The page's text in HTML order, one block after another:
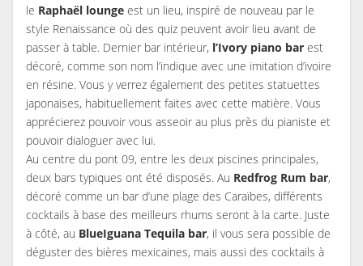
le Raphaël lounge est un lieu, inspiré de nouveau par le
style Renaissance où des quiz peuvent avoir lieu avant de
passer à table. Dernier bar intérieur, l’Ivory piano bar est
décoré, comme son nom l’indique avec une imitation d’ivoire
en résine. Vous y verrez également des petites statuettes
japonaises, habituellement faites avec cette matière. Vous
apprécierez pouvoir vous asseoir au plus près du pianiste et
pouvoir dialoguer avec lui.
Au centre du pont 09, entre les deux piscines principales,
deux bars typiques ont été disposés. Au Redfrog Rum bar,
décoré comme un bar d’une plage des Caraïbes, différents
cocktails à base des meilleurs rhums seront à la carte. Juste
à côté, au BlueIguana Tequila bar, il vous sera possible de
déguster des bières mexicaines, mais aussi des cocktails à